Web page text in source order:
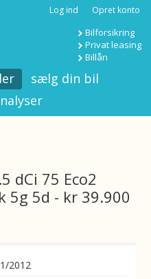
Log ind Opret konto
Bilforsikring
Privat leasing
Billån
sælg din bil
dCi 75 Eco2
5g 5d - kr 39.900
1/2012